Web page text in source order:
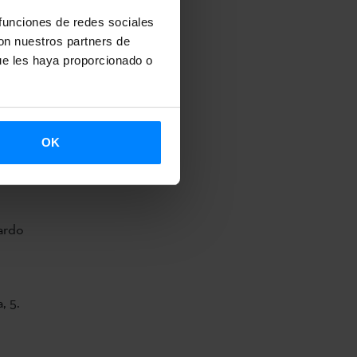
de redes sociales
nuestros partners de
les haya proporcionado o
OK
el
está
y
País Vasco
5.